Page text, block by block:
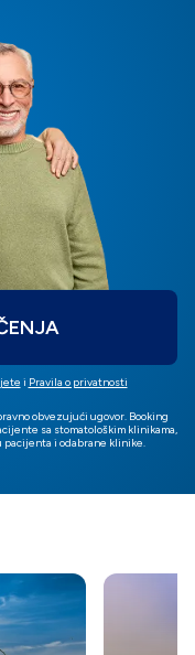
i Pravila o privatnosti
obvezujući ugovor. Booking
sa stomatološkim klinikama,
pacijenta i odabrane klinike.